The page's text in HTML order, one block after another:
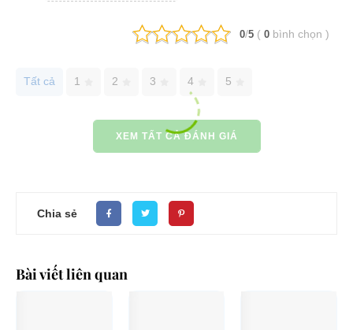
0/5 ( 0 bình chọn )
Tất cả 1 2 3 4 5
XEM TẤT CẢ ĐÁNH GIÁ
Chia sẻ
Bài viết liên quan